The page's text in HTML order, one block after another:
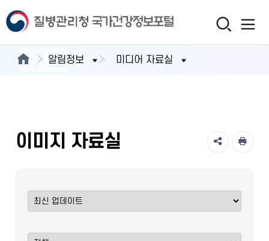
알림정보 미디어 자료실
이미지 자료실